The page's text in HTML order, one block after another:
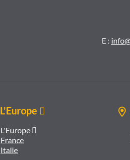
E :
L'Europe 
L'Europe 
France
Italie